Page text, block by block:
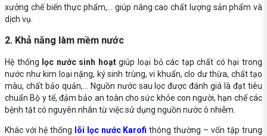
xưởng chế biến thực phẩm,... giúp nâng cao chất lượng sản phẩm và
dịch vụ.
2. Khả năng làm mềm nước
Hệ thống lọc nước sinh hoạtgiúp loại bỏ các tạp chất có hại trong
nước như kim loại nặng, ký sinh trùng, vi khuẩn, clo dư thừa, chất tạo
màu, chất bảo quản,... Nguồn nước sau lọc được đánh giá là đạt tiêu
chuẩn Bộ y tế, đảm bảo an toàn cho sức khỏe con người, hạn chế các
bệnh tật có nguyên nhân từ việc sử dụng nguồn nước ô nhiễm.
Khác với hệ thống lõi lọc nước Karofi thông thường – vốn tập trung